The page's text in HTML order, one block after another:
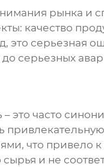
рынка и
качество
это серьезная
серьезных
– это часто
что привело
и не